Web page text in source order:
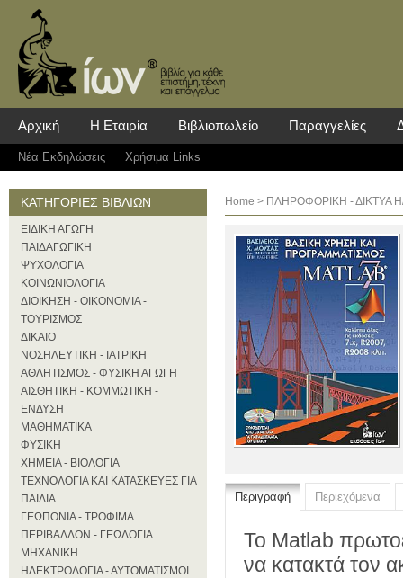
Αρχική Η Εταιρία Βιβλιοπωλείο Παραγγελίες
Νέα Eκδηλώσεις Χρήσιμα Links
ΚΑΤΗΓΟΡΙΕΣ ΒΙΒΛΙΩΝ
ΕΙΔΙΚΗ ΑΓΩΓΗ
ΠΑΙΔΑΓΩΓΙΚΗ
ΨΥΧΟΛΟΓΙΑ
ΚΟΙΝΩΝΙΟΛΟΓΙΑ
ΔΙΟΙΚΗΣΗ - ΟΙΚΟΝΟΜΙΑ -
ΤΟΥΡΙΣΜΟΣ
ΔΙΚΑΙΟ
ΝΟΣΗΛΕΥΤΙΚΗ - ΙΑΤΡΙΚΗ
ΑΘΛΗΤΙΣΜΟΣ - ΦΥΣΙΚΗ ΑΓΩΓΗ
ΑΙΣΘΗΤΙΚΗ - ΚΟΜΜΩΤΙΚΗ -
ΕΝΔΥΣΗ
ΜΑΘΗΜΑΤΙΚΑ
ΦΥΣΙΚΗ
ΧΗΜΕΙΑ - ΒΙΟΛΟΓΙΑ
ΤΕΧΝΟΛΟΓΙΑ ΚΑΙ ΚΑΤΑΣΚΕΥΕΣ ΓΙΑ
ΠΑΙΔΙΑ
ΓΕΩΠΟΝΙΑ - ΤΡΟΦΙΜΑ
ΠΕΡΙΒΑΛΛΟΝ - ΓΕΩΛΟΓΙΑ
ΜΗΧΑΝΙΚΗ
ΗΛΕΚΤΡΟΛΟΓΙΑ - ΑΥΤΟΜΑΤΙΣΜΟΙ
Home > ΠΛΗΡΟΦΟΡΙΚΗ - ΔΙΚΤΥΑ
Περιγραφή Περιεχόμενα
Το Matlab
να κατακτά τον